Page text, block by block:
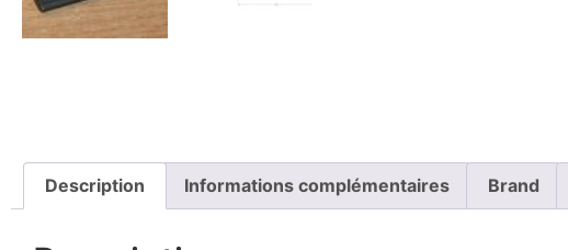
Description Informations complémentaires Brand